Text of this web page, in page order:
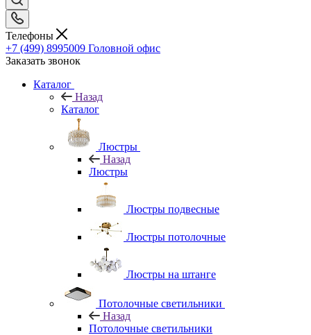
Телефоны
+7 (499) 8995009 Головной офис
Заказать звонок
Каталог
Назад
Каталог
Люстры
Назад
Люстры
Люстры подвесные
Люстры потолочные
Люстры на штанге
Потолочные светильники
Назад
Потолочные светильники